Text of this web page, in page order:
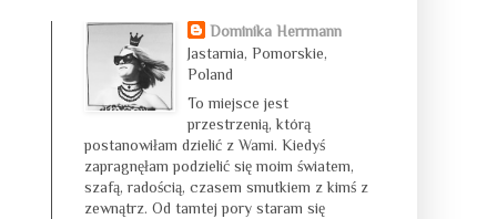
Dominika Herrmann
Jastarnia, Pomorskie,
Poland
To miejsce jest
przestrzenią, którą
postanowiłam dzielić z Wami. Kiedyś
zapragnęłam podzielić się moim światem,
szafą, radością, czasem smutkiem z kimś z
zewnątrz. Od tamtej pory staram się